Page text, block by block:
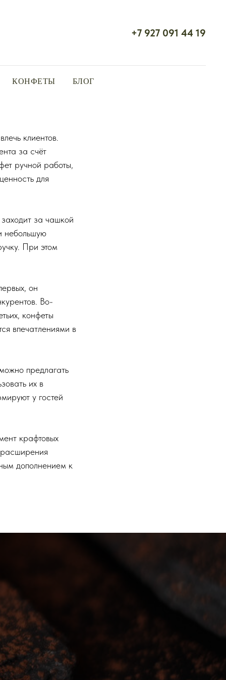
+7 927 091 44 19
КОНФЕТЫ БЛОГ
клиентов.
за счёт
ручной работы,
для
за чашкой
небольшую
При этом
он
Во-
конфеты
впечатлениями в
предлагать
их в
у гостей
крафтовых
дополнением к